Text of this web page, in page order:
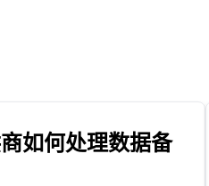
如何处理数据备